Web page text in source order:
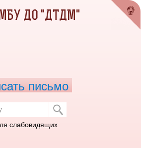
клуб
проект
ДО "ДТДМ"
письмо
слабовидящих